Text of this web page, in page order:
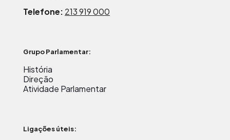
Telefone: 213 919 000
Grupo Parlamentar:
História
Direção
Atividade Parlamentar
Ligações úteis: